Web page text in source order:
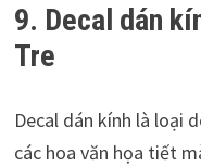
9. Decal dán
Tre
Decal dán kính là loại
các hoa văn họa tiết